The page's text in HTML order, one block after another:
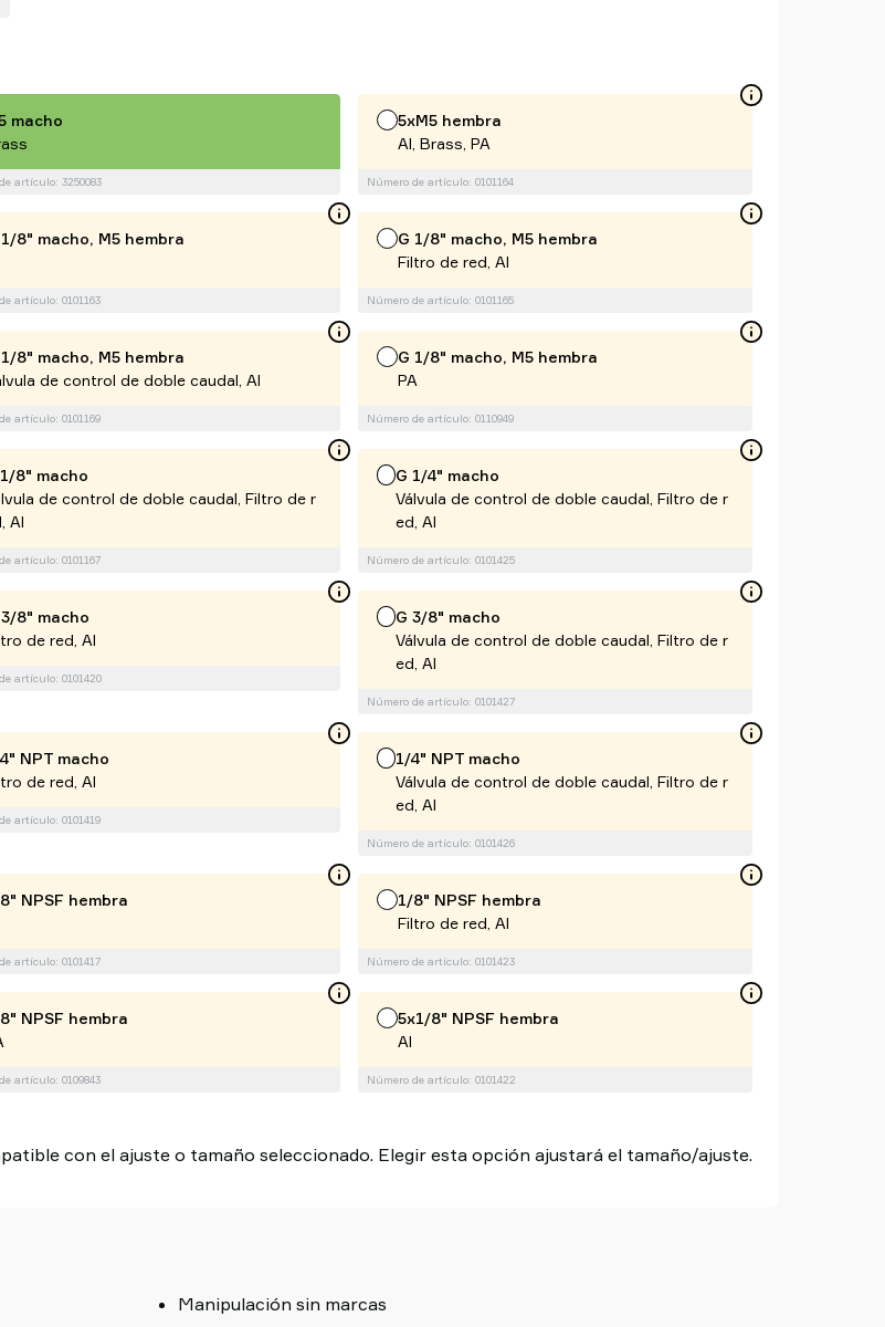
macho
artículo: 3250083
5xM5 hembra
Al, Brass, PA
Número de artículo: 0101164
1/8" macho, M5 hembra
artículo: 0101163
G 1/8" macho, M5 hembra
Filtro de red, Al
Número de artículo: 0101165
1/8" macho, M5 hembra
de control de doble caudal, Al
artículo: 0101169
G 1/8" macho, M5 hembra
PA
Número de artículo: 0110949
8" macho
de control de doble caudal, Filtro de r
Al
artículo: 0101167
G 1/4" macho
Válvula de control de doble caudal, Filtro de r
ed, Al
Número de artículo: 0101425
3/8" macho
de red, Al
artículo: 0101420
G 3/8" macho
Válvula de control de doble caudal, Filtro de r
ed, Al
Número de artículo: 0101427
NPT macho
de red, Al
artículo: 0101419
1/4" NPT macho
Válvula de control de doble caudal, Filtro de r
ed, Al
Número de artículo: 0101426
NPSF hembra
artículo: 0101417
1/8" NPSF hembra
Filtro de red, Al
Número de artículo: 0101423
NPSF hembra
artículo: 0109843
5x1/8" NPSF hembra
Al
Número de artículo: 0101422
con el ajuste o tamaño seleccionado. Elegir esta opción ajustará el tamaño/ajuste.
Manipulación sin marcas